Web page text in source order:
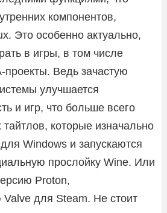
компонентов,
Это особенно актуально,
в игры, в том числе
Ведь зачастую
улучшается
и игр, что больше всего
тайтлов, которые изначально
Windows и запускаются
прослойку Wine. Или
Proton,
для Steam. Не стоит